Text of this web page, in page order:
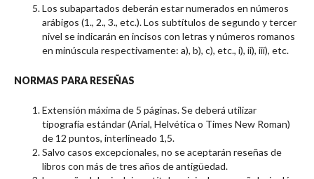
Los subapartados deberán estar numerados en números
arábigos (1., 2., 3., etc.). Los subtítulos de segundo y tercer
nivel se indicarán en incisos con letras y números romanos
en minúscula respectivamente: a), b), c), etc., i), ii), iii), etc.
NORMAS PARA RESEÑAS
Extensión máxima de 5 páginas. Se deberá utilizar
tipografía estándar (Arial, Helvética o Times New Roman)
de 12 puntos, interlineado 1,5.
Salvo casos excepcionales, no se aceptarán reseñas de
libros con más de tres años de antigüedad.